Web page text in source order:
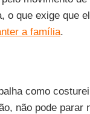
o que exige que
a família.
como
não pode parar